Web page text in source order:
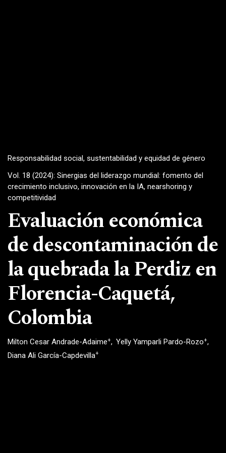
Responsabilidad social, sustentabilidad y equidad de género
Vol. 18 (2024): Sinergias del liderazgo mundial: fomento del
crecimiento inclusivo, innovación en la IA, nearshoring y
competitividad
Evaluación económica
de descontaminación de
la quebrada la Perdiz en
Florencia-Caquetá,
Colombia
Milton Cesar Andrade-Adaime+ Yelly Yamparli Pardo-Rozo+
Diana Ali García-Capdevilla+